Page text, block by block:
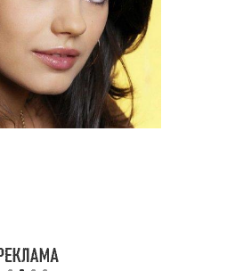
Продолговатые глаза
Макияж для зеленых
глаз